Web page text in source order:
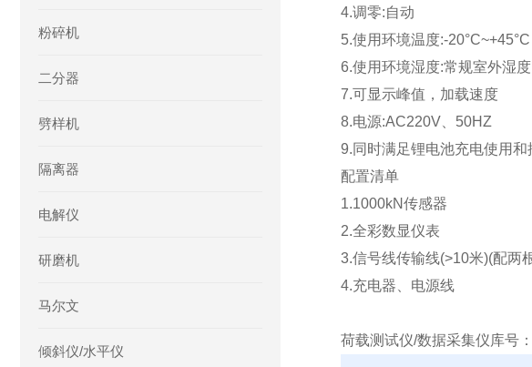
粉碎机
二分器
劈样机
隔离器
电解仪
研磨机
马尔文
倾斜仪/水平仪
4.调零:自动
5.使用环境温度:-20°C~+45°C
6.使用环境湿度:常规室外湿度
7.可显示峰值，加载速度
8.电源:AC220V、50HZ
9.同时满足锂电池充电使用和
配置清单
1.1000kN传感器
2.全彩数显仪表
3.信号线传输线(>10米)(配两
4.充电器、电源线
荷载测试仪/数据采集仪库号